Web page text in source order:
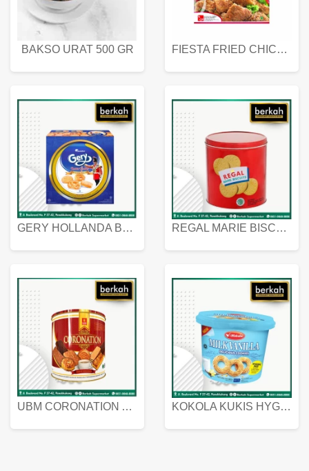
BAKSO URAT 500 GR FIESTA FRIED CHICKEN 500 GR
GERY HOLLANDA BUTTER COOKIES 450 GRAM REGAL MARIE BISCUIT KALENG 550 GRAM
UBM CORONATION ASSORTED BISKUIT KALENG 450 GRAM KOKOLA KUKIS HYGIENIC MILK VANILLA PACK 320 GR